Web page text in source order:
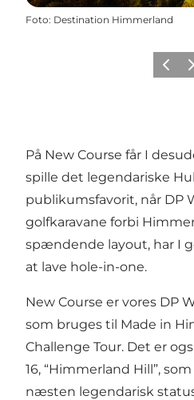
Foto: Destination Himmerland
Forrige
På New Course får I
spille det legendariske
publikumsfavorit, når DP
golfkaravane forbi
spændende layout, har I
at lave hole-in-one.
New Course er vores DP
som bruges til Made in
Challenge Tour. Det er
16, “Himmerland Hill”,
næsten legendarisk